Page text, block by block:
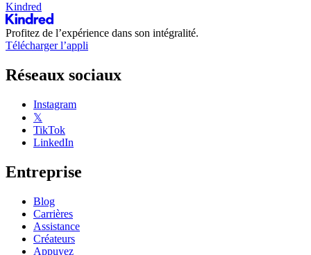
Kindred
Profitez de l’expérience dans son intégralité.
Télécharger l’appli
Réseaux sociaux
Instagram
𝕏
TikTok
LinkedIn
Entreprise
Blog
Carrières
Assistance
Créateurs
Appuyez